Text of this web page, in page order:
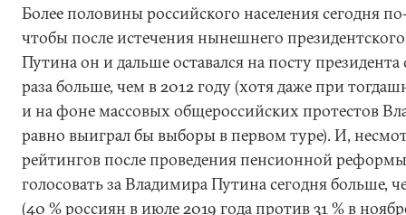
Более половины российского населения сегодня
чтобы после истечения нынешнего
Путина он и дальше оставался на посту
раза больше, чем в 2012 году (хотя даже при
и на фоне массовых общероссийских протестов
равно выиграл бы выборы в первом туре). И,
рейтингов после проведения пенсионной
голосовать за Владимира Путина сегодня больше,
(40 % россиян в июле 2019 года против 31 % в